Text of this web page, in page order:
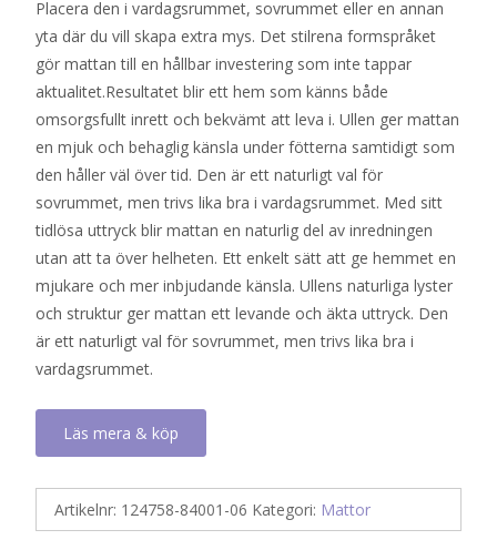
Placera den i vardagsrummet, sovrummet eller en annan
yta där du vill skapa extra mys. Det stilrena formspråket
gör mattan till en hållbar investering som inte tappar
aktualitet.Resultatet blir ett hem som känns både
omsorgsfullt inrett och bekvämt att leva i. Ullen ger mattan
en mjuk och behaglig känsla under fötterna samtidigt som
den håller väl över tid. Den är ett naturligt val för
sovrummet, men trivs lika bra i vardagsrummet. Med sitt
tidlösa uttryck blir mattan en naturlig del av inredningen
utan att ta över helheten. Ett enkelt sätt att ge hemmet en
mjukare och mer inbjudande känsla. Ullens naturliga lyster
och struktur ger mattan ett levande och äkta uttryck. Den
är ett naturligt val för sovrummet, men trivs lika bra i
vardagsrummet.
Läs mera & köp
Artikelnr: 124758-84001-06 Kategori: Mattor